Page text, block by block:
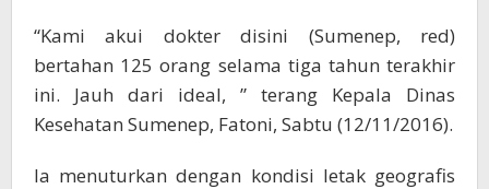
“Kami akui dokter disini (Sumenep, red)
bertahan 125 orang selama tiga tahun terakhir
ini. Jauh dari ideal, ” terang Kepala Dinas
Kesehatan Sumenep, Fatoni, Sabtu (12/11/2016).
Ia menuturkan dengan kondisi letak geografis